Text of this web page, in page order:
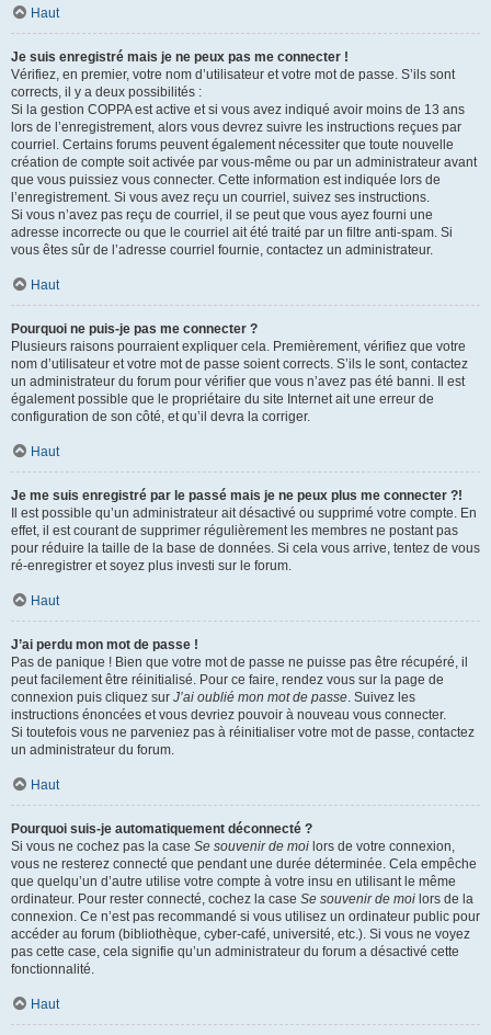
Haut
Je suis enregistré mais je ne peux pas me connecter !
Vérifiez, en premier, votre nom d’utilisateur et votre mot de passe. S’ils sont
corrects, il y a deux possibilités :
Si la gestion COPPA est active et si vous avez indiqué avoir moins de 13 ans
lors de l’enregistrement, alors vous devrez suivre les instructions reçues par
courriel. Certains forums peuvent également nécessiter que toute nouvelle
création de compte soit activée par vous-même ou par un administrateur avant
que vous puissiez vous connecter. Cette information est indiquée lors de
l’enregistrement. Si vous avez reçu un courriel, suivez ses instructions.
Si vous n’avez pas reçu de courriel, il se peut que vous ayez fourni une
adresse incorrecte ou que le courriel ait été traité par un filtre anti-spam. Si
vous êtes sûr de l’adresse courriel fournie, contactez un administrateur.
Haut
Pourquoi ne puis-je pas me connecter ?
Plusieurs raisons pourraient expliquer cela. Premièrement, vérifiez que votre
nom d’utilisateur et votre mot de passe soient corrects. S’ils le sont, contactez
un administrateur du forum pour vérifier que vous n’avez pas été banni. Il est
également possible que le propriétaire du site Internet ait une erreur de
configuration de son côté, et qu’il devra la corriger.
Haut
Je me suis enregistré par le passé mais je ne peux plus me connecter ?!
Il est possible qu’un administrateur ait désactivé ou supprimé votre compte. En
effet, il est courant de supprimer régulièrement les membres ne postant pas
pour réduire la taille de la base de données. Si cela vous arrive, tentez de vous
ré-enregistrer et soyez plus investi sur le forum.
Haut
J’ai perdu mon mot de passe !
Pas de panique ! Bien que votre mot de passe ne puisse pas être récupéré, il
peut facilement être réinitialisé. Pour ce faire, rendez vous sur la page de
connexion puis cliquez sur J’ai oublié mon mot de passe. Suivez les
instructions énoncées et vous devriez pouvoir à nouveau vous connecter.
Si toutefois vous ne parveniez pas à réinitialiser votre mot de passe, contactez
un administrateur du forum.
Haut
Pourquoi suis-je automatiquement déconnecté ?
Si vous ne cochez pas la case Se souvenir de moi lors de votre connexion,
vous ne resterez connecté que pendant une durée déterminée. Cela empêche
que quelqu’un d’autre utilise votre compte à votre insu en utilisant le même
ordinateur. Pour rester connecté, cochez la case Se souvenir de moi lors de la
connexion. Ce n’est pas recommandé si vous utilisez un ordinateur public pour
accéder au forum (bibliothèque, cyber-café, université, etc.). Si vous ne voyez
pas cette case, cela signifie qu’un administrateur du forum a désactivé cette
fonctionnalité.
Haut